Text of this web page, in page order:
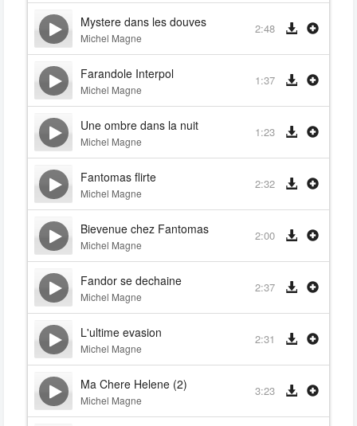
Mystere dans les douves
Michel Magne
2:48
Farandole Interpol
Michel Magne
1:37
Une ombre dans la nuit
Michel Magne
1:23
Fantomas flirte
Michel Magne
2:32
Bievenue chez Fantomas
Michel Magne
2:00
Fandor se dechaine
Michel Magne
2:37
L'ultime evasion
Michel Magne
2:31
Ma Chere Helene (2)
Michel Magne
3:23